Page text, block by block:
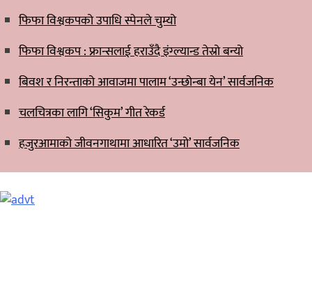
फिफा विश्वकपको उपाधि स्पेनले चुम्यो
फिफा विश्वकप : फ्रान्सलाई हराउँदै इंग्ल्यान्ड तेस्रो बन्यो
बिवश र निरन्ताको आवाजमा पालाम ‘उन्छोन्बा येन’ सार्वजनिक
चलचित्रका लागि ‘सिकुम’ गीत रेकर्ड
हजुरआमाको जीवनगाथामा आधारित ‘उमो’ सार्वजनिक